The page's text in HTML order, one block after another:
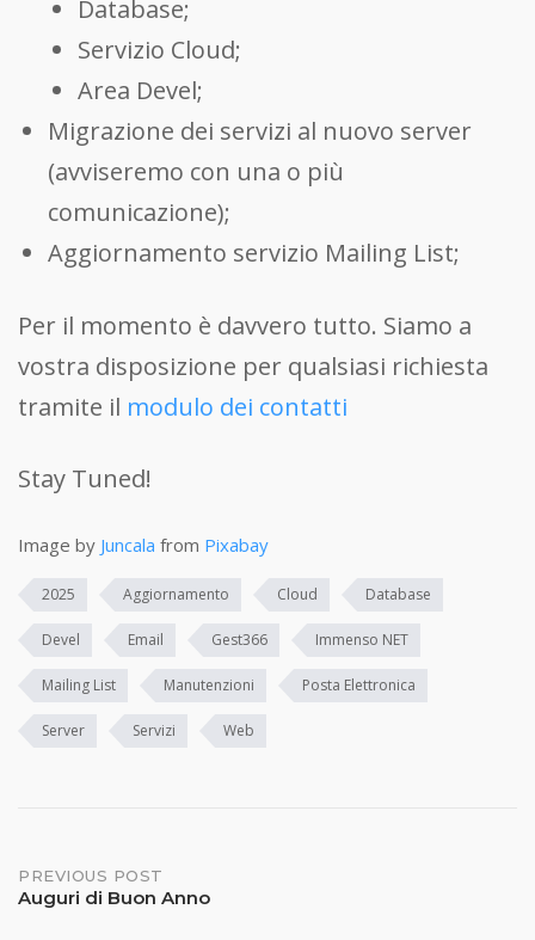
Database;
Servizio Cloud;
Area Devel;
Migrazione dei servizi al nuovo server
(avviseremo con una o più
comunicazione);
Aggiornamento servizio Mailing List;
Per il momento è davvero tutto. Siamo a
vostra disposizione per qualsiasi richiesta
tramite il modulo dei contatti
Stay Tuned!
Image by Juncala from Pixabay
2025 Aggiornamento Cloud Database
Devel Email Gest366 Immenso NET
Mailing List Manutenzioni Posta Elettronica
Server Servizi Web
Post
PREVIOUS POST
Auguri di Buon Anno